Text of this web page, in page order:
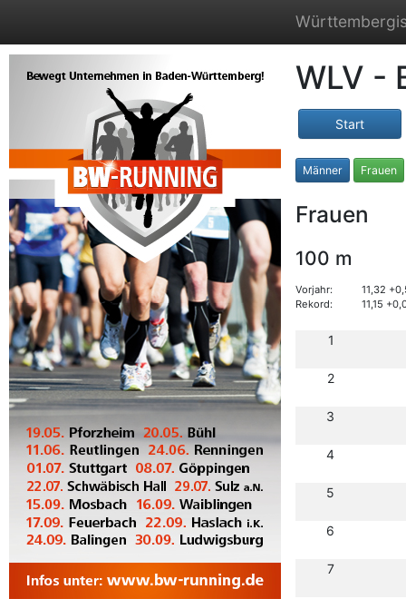
WLV -
Start
Männer Frauen
Frauen
100 m
Vorjahr:
11,32
Rekord:
11,15
1
2
3
4
5
6
7